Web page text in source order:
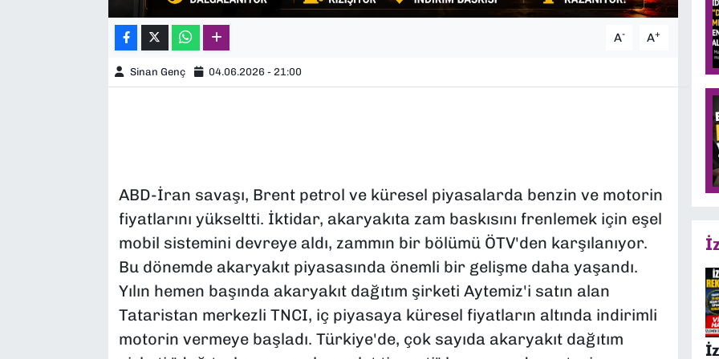
A- A+
Sinan Genç 04.06.2026 - 21:00
ABD-İran savaşı, Brent petrol ve küresel piyasalarda benzin ve motorin
fiyatlarını yükseltti. İktidar, akaryakıta zam baskısını frenlemek için eşel
mobil sistemini devreye aldı, zammın bir bölümü ÖTV'den karşılanıyor.
Bu dönemde akaryakıt piyasasında önemli bir gelişme daha yaşandı.
Yılın hemen başında akaryakıt dağıtım şirketi Aytemiz'i satın alan
Tataristan merkezli TNCI, iç piyasaya küresel fiyatların altında indirimli
motorin vermeye başladı. Türkiye'de, çok sayıda akaryakıt dağıtım